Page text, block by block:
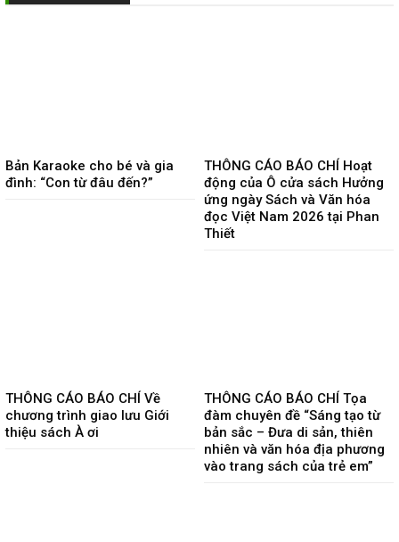
Bản Karaoke cho bé và gia
đình: “Con từ đâu đến?”
THÔNG CÁO BÁO CHÍ Hoạt
động của Ô cửa sách Hưởng
ứng ngày Sách và Văn hóa
đọc Việt Nam 2026 tại Phan
Thiết
THÔNG CÁO BÁO CHÍ Về
chương trình giao lưu Giới
thiệu sách À ơi
THÔNG CÁO BÁO CHÍ Tọa
đàm chuyên đề “Sáng tạo từ
bản sắc – Đưa di sản, thiên
nhiên và văn hóa địa phương
vào trang sách của trẻ em”